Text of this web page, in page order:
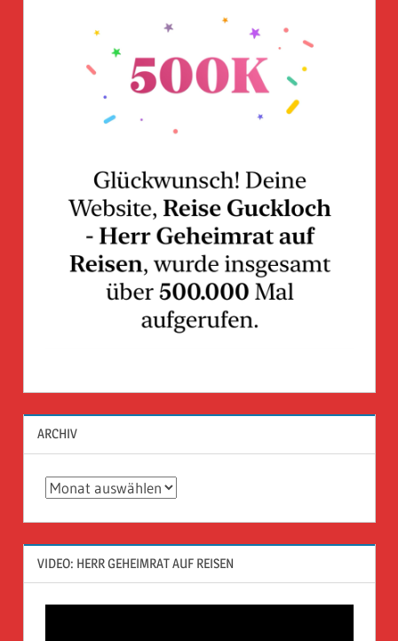
ARCHIV
Archiv
VIDEO: HERR GEHEIMRAT AUF REISEN